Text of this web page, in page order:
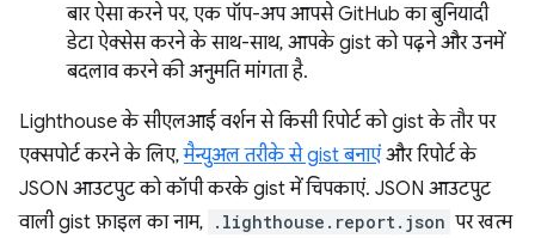
बार ऐसा करने पर, एक पॉप-अप आपसे GitHub का बुनियादी
डेटा ऐक्सेस करने के साथ-साथ, आपके gist को पढ़ने और उनमें
बदलाव करने की अनुमति मांगता है.
Lighthouse के सीएलआई वर्शन से किसी रिपोर्ट को gist के तौर पर
एक्सपोर्ट करने के लिए,मैन्युअल तरीके से gist बनाएंऔर रिपोर्ट के
JSON आउटपुट को कॉपी करके gist में चिपकाएं. JSON आउटपुट
वाली gist फ़ाइल का नाम, .lighthouse.report.json पर खत्म